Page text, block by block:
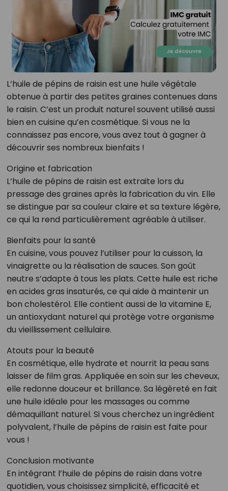
L’huile de pépins de raisin est une huile végétale
obtenue à partir des petites graines contenues dans
le raisin. C’est un produit naturel souvent utilisé aussi
bien en cuisine qu’en cosmétique. Si vous ne la
connaissez pas encore, vous avez tout à gagner à
découvrir ses nombreux bienfaits !
Origine et fabrication
L’huile de pépins de raisin est extraite lors du
pressage des graines après la fabrication du vin. Elle
se distingue par sa couleur claire et sa texture légère,
ce qui la rend particulièrement agréable à utiliser.
Bienfaits pour la santé
En cuisine, vous pouvez l’utiliser pour la cuisson, la
vinaigrette ou la réalisation de sauces. Son goût
neutre s’adapte à tous les plats. Cette huile est riche
en acides gras insaturés, ce qui aide à maintenir un
bon cholestérol. Elle contient aussi de la vitamine E,
un antioxydant naturel qui protège votre organisme
du vieillissement cellulaire.
Atouts pour la beauté
En cosmétique, elle hydrate et nourrit la peau sans
laisser de film gras. Appliquée en soin sur les cheveux,
elle redonne douceur et brillance. Sa légèreté en fait
une huile idéale pour les massages ou comme
démaquillant naturel. Si vous cherchez un ingrédient
polyvalent, l’huile de pépins de raisin est faite pour
vous !
Conclusion motivante
En intégrant l’huile de pépins de raisin dans votre
quotidien, vous choisissez simplicité, efficacité et